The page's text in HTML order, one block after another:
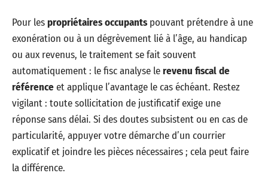
Pour lespropriétaires occupantspouvant prétendre à une
exonération ou à un dégrèvement lié à l’âge, au handicap
ou aux revenus, le traitement se fait souvent
automatiquement : le fisc analyse lerevenu fiscal de
référenceet applique l’avantage le cas échéant. Restez
vigilant : toute sollicitation de justificatif exige une
réponse sans délai. Si des doutes subsistent ou en cas de
particularité, appuyer votre démarche d’un courrier
explicatif et joindre les pièces nécessaires ; cela peut faire
la différence.